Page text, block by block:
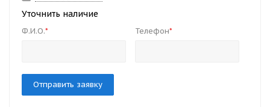
Уточнить наличие
Ф.И.О.* Телефон*
Отправить заявку